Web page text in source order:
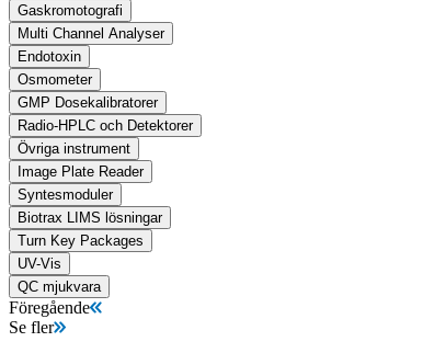
Gaskromotografi
Multi Channel Analyser
Endotoxin
Osmometer
GMP Dosekalibratorer
Radio-HPLC och Detektorer
Övriga instrument
Image Plate Reader
Syntesmoduler
Biotrax LIMS lösningar
Turn Key Packages
UV-Vis
QC mjukvara
Föregående
Se fler